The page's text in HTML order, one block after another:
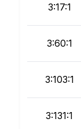
3:17:1
3:60:1
3:103:1
3:131:1